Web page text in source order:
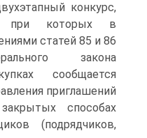
конкурс,
при которых в
статей 85 и 86
закона
сообщается
приглашений
способах
(подрядчиков,